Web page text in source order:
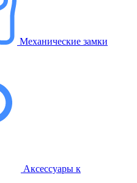
Механические замки
Аксессуары к